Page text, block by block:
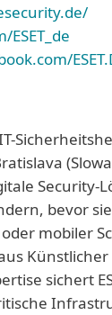
Security-
bevor
mobiler
sichert